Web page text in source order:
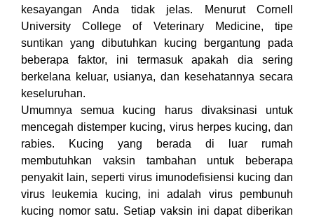
kesayangan Anda tidak jelas. Menurut Cornell
University College of Veterinary Medicine, tipe
suntikan yang dibutuhkan kucing bergantung pada
beberapa faktor, ini termasuk apakah dia sering
berkelana keluar, usianya, dan kesehatannya secara
keseluruhan.
Umumnya semua kucing harus divaksinasi untuk
mencegah distemper kucing, virus herpes kucing, dan
rabies. Kucing yang berada di luar rumah
membutuhkan vaksin tambahan untuk beberapa
penyakit lain, seperti virus imunodefisiensi kucing dan
virus leukemia kucing, ini adalah virus pembunuh
kucing nomor satu. Setiap vaksin ini dapat diberikan